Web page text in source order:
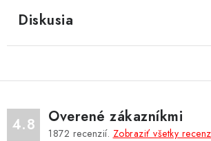
Diskusia
4.8 Overené zákazníkmi
1872 recenzií. Zobraziť všetky